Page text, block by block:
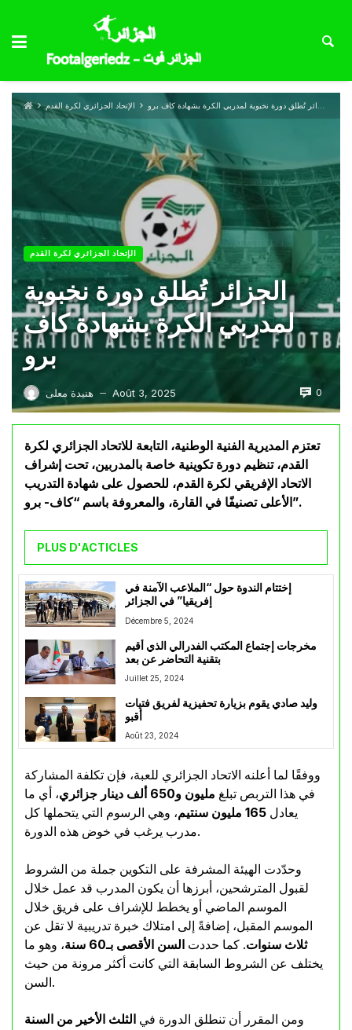
الإتحاد الجزائري لكرة القدم الجزائر تُطلق دورة نخبوية لمدربي الكرة بشهادة كاف برو
الإتحاد الجزائري لكرة القدم
الجزائر تُطلق دورة نخبوية
لمدربي الكرة بشهادة كاف
برو
هنيدة معلى — Août 3, 2025 0
تعتزم المديرية الفنية الوطنية، التابعة للاتحاد الجزائري لكرة
القدم، تنظيم دورة تكوينية خاصة بالمدربين، تحت إشراف
الاتحاد الإفريقي لكرة القدم، للحصول على شهادة التدريب
الأعلى تصنيفًا في القارة، والمعروفة باسم “كاف- برو”.
PLUS D'ACTICLES
إختتام الندوة حول “الملاعب الآمنة في
إفريقيا” في الجزائر
Décembre 5, 2024
مخرجات إجتماع المكتب الفدرالي الذي أقيم
بتقنية التحاضر عن بعد
Juillet 25, 2024
وليد صادي يقوم بزيارة تحفيزية لفريق فتيات
أقبو
Août 23, 2024
ووفقًا لما أعلنه الاتحاد الجزائري للعبة، فإن تكلفة المشاركة
في هذا التربص تبلغ مليون و650 ألف دينار جزائري
، أي ما
يعادل 165 مليون سنتيم
، وهي الرسوم التي يتحملها كل
مدرب يرغب في خوض هذه الدورة.
وحدّدت الهيئة المشرفة على التكوين جملة من الشروط
لقبول المترشحين، أبرزها أن يكون المدرب قد عمل خلال
الموسم الماضي أو يخطط للإشراف على فريق خلال
الموسم المقبل، إضافةً إلى امتلاك خبرة تدريبية لا تقل عن
ثلاث سنوات. كما حددت السن الأقصى بـ60 سنة
، وهو ما
يختلف عن الشروط السابقة التي كانت أكثر مرونة من حيث
السن.
ومن المقرر أن تنطلق الدورة في الثلث الأخير من السنة